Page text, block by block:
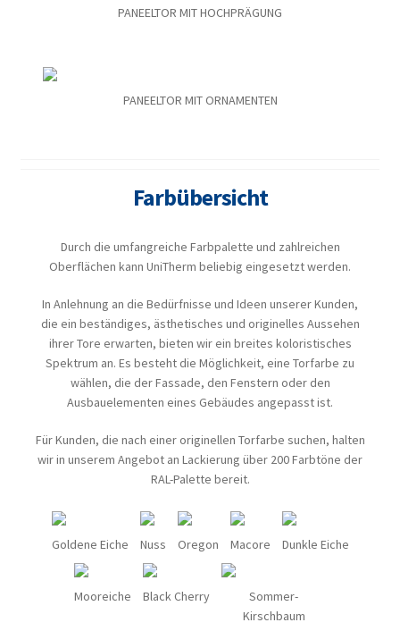
PANEELTOR MIT HOCHPRÄGUNG
PANEELTOR MIT ORNAMENTEN
Farbübersicht
Durch die umfangreiche Farbpalette und zahlreichen
Oberflächen kann UniTherm beliebig eingesetzt werden.
In Anlehnung an die Bedürfnisse und Ideen unserer Kunden,
die ein beständiges, ästhetisches und originelles Aussehen
ihrer Tore erwarten, bieten wir ein breites koloristisches
Spektrum an. Es besteht die Möglichkeit, eine Torfarbe zu
wählen, die der Fassade, den Fenstern oder den
Ausbauelementen eines Gebäudes angepasst ist.
Für Kunden, die nach einer originellen Torfarbe suchen, halten
wir in unserem Angebot an Lackierung über 200 Farbtöne der
RAL-Palette bereit.
Goldene Eiche Nuss Oregon Macore Dunkle Eiche
Mooreiche Black Cherry
Sommer-
Kirschbaum